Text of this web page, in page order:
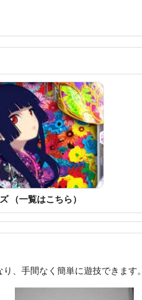
（一覧はこちら）
、手間なく簡単に遊技できます